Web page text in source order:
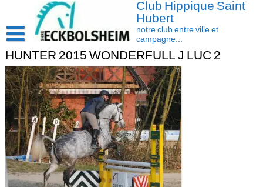
Club Hippique Saint
Hubert
notre club entre ville et
campagne...
Accueil
Saison 2026-2027
Les actus
Cavasoft client
Présentation
L’équipe
Les installations
Activités
Disciplines
Contact/accès
HUNTER 2015 WONDERFULL J LUC 2